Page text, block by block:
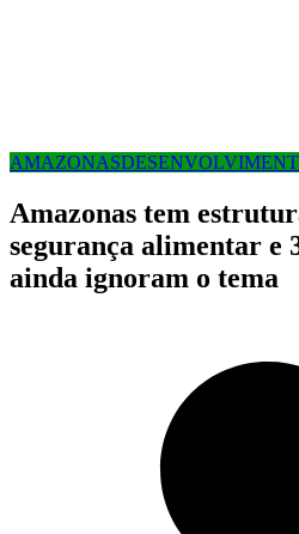
AMAZONAS
Amazonas tem
segurança alimentar e
ainda ignoram o tema